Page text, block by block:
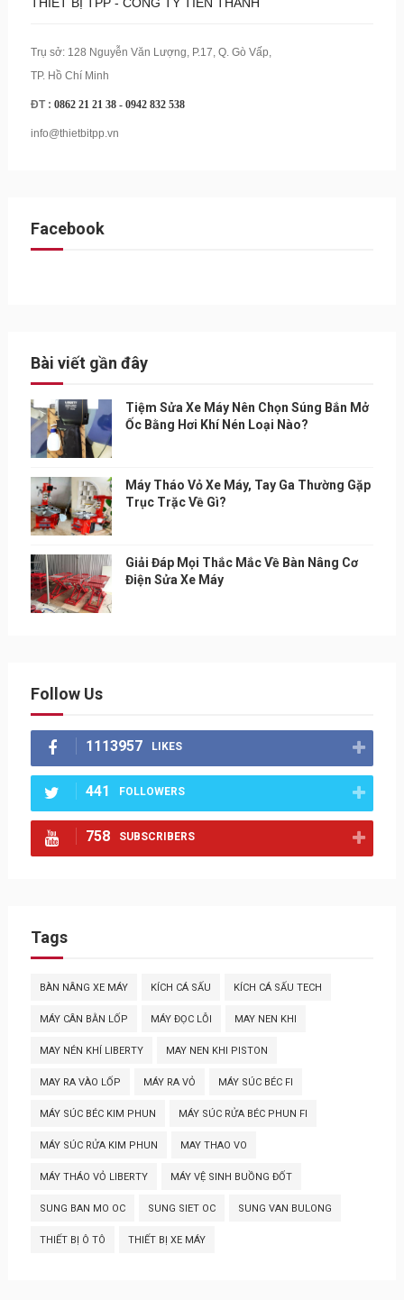
Trụ sở: 128 Nguyễn Văn Lượng, P.17, Q. Gò Vấp,
TP. Hồ Chí Minh
ĐT : 0862 21 21 38 - 0942 832 538
info@thietbitpp.vn
Facebook
Bài viết gần đây
Tiệm Sửa Xe Máy Nên Chọn Súng Bắn Mở
Ốc Bằng Hơi Khí Nén Loại Nào?
Máy Tháo Vỏ Xe Máy, Tay Ga Thường Gặp
Trục Trặc Về Gì?
Giải Đáp Mọi Thắc Mắc Về Bàn Nâng Cơ
Điện Sửa Xe Máy
Follow Us
1113957 LIKES
441 FOLLOWERS
758 SUBSCRIBERS
Tags
BÀN NÂNG XE MÁY KÍCH CÁ SẤU KÍCH CÁ SẤU TECH
MÁY CÂN BẰN LỐP MÁY ĐỌC LỖI MAY NEN KHI
MAY NÉN KHÍ LIBERTY MAY NEN KHI PISTON
MAY RA VÀO LỐP MÁY RA VỎ MÁY SÚC BÉC FI
MÁY SÚC BÉC KIM PHUN MÁY SÚC RỬA BÉC PHUN FI
MÁY SÚC RỬA KIM PHUN MAY THAO VO
MÁY THÁO VỎ LIBERTY MÁY VỆ SINH BUỒNG ĐỐT
SUNG BAN MO OC SUNG SIET OC SUNG VAN BULONG
THIẾT BỊ Ô TÔ THIẾT BỊ XE MÁY